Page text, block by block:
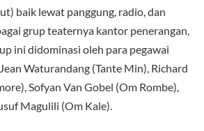
baik lewat panggung, radio, dan
grup teaternya kantor penerangan,
ini didominasi oleh para pegawai
Waturandang (Tante Min), Richard
Sofyan Van Gobel (Om Rombe),
Magulili (Om Kale).